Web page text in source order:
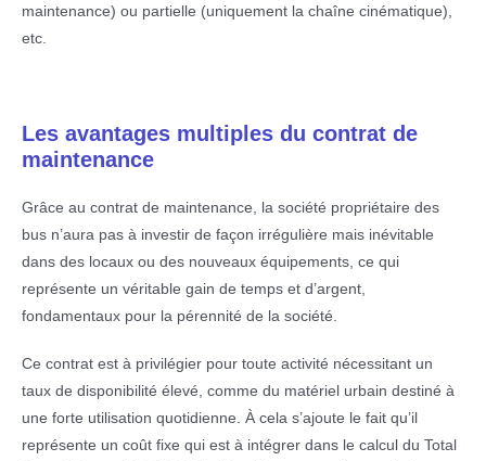
maintenance) ou partielle (uniquement la chaîne cinématique),
etc.
Les avantages multiples du contrat de
maintenance
Grâce au contrat de maintenance, la société propriétaire des
bus n’aura pas à investir de façon irrégulière mais inévitable
dans des locaux ou des nouveaux équipements, ce qui
représente un véritable gain de temps et d’argent,
fondamentaux pour la pérennité de la société.
Ce contrat est à privilégier pour toute activité nécessitant un
taux de disponibilité élevé, comme du matériel urbain destiné à
une forte utilisation quotidienne. À cela s’ajoute le fait qu’il
représente un coût fixe qui est à intégrer dans le calcul du Total